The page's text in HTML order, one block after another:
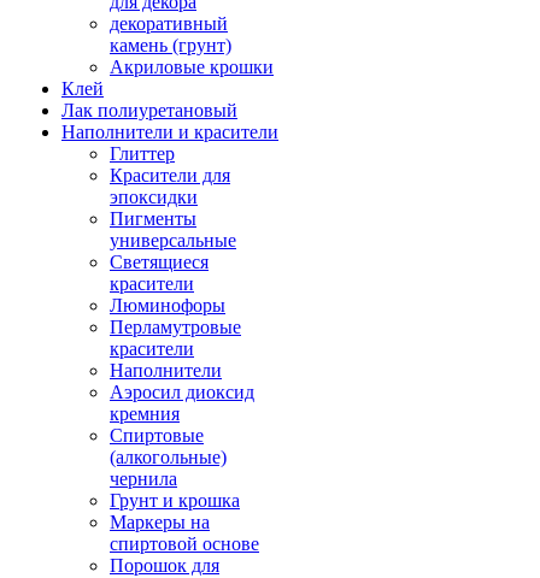
декоративный
камень (грунт)
Акриловые крошки
Клей
Лак полиуретановый
Наполнители и красители
Глиттер
Красители для
эпоксидки
Пигменты
универсальные
Светящиеся
красители
Люминофоры
Перламутровые
красители
Наполнители
Аэросил диоксид
кремния
Спиртовые
(алкогольные)
чернила
Грунт и крошка
Маркеры на
спиртовой основе
Порошок для